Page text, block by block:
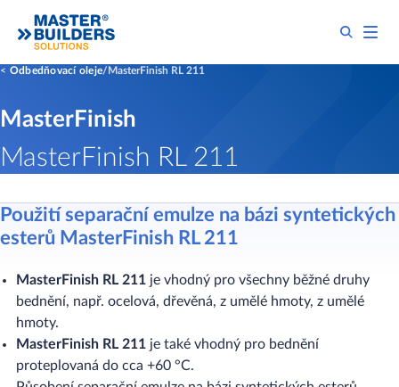
Odbedňovací oleje MasterFinish RL 211
MasterFinish
MasterFinish RL 211
Použití separační emulze na bázi syntetických
esterů MasterFinish RL 211
MasterFinish RL 211 je vhodný pro všechny běžné druhy
bednění, např. ocelová, dřevěná, z umělé hmoty, z umělé
hmoty.
MasterFinish RL 211 je také vhodný pro bednění
proteplovaná do cca +60 °C.